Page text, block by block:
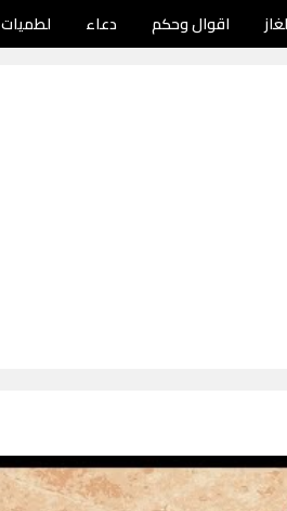
اقوال وحكم دعاء لطميات